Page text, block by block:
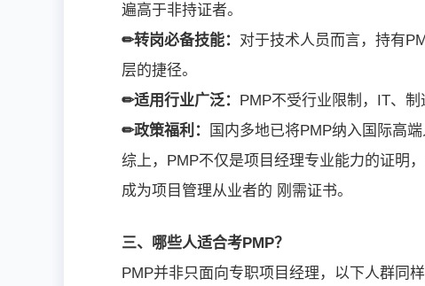
遍高于非持证者。
✏转岗必备技能： 对于技术人员而言，持有
层的捷径。
✏适用行业广泛： PMP不受行业限制，IT、
✏政策福利：
国内多地已将PMP纳入国际高
综上，PMP不仅是项目经理专业能力的证明
成为项目管理从业者的 刚需证书。
三、哪些人适合考PMP？
PMP并非只面向专职项目经理，以下人群同样